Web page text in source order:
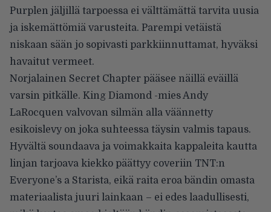
Purplen jäljillä tarpoessa ei välttämättä tarvita uusia
ja iskemättömiä varusteita. Parempi vetäistä
niskaan sään jo sopivasti parkkiinnuttamat, hyväksi
havaitut vermeet.
Norjalainen Secret Chapter pääsee näillä eväillä
varsin pitkälle. King Diamond -mies Andy
LaRocquen valvovan silmän alla väännetty
esikoislevy on joka suhteessa täysin valmis tapaus.
Hyvältä soundaava ja voimakkaita kappaleita kautta
linjan tarjoava kiekko päättyy coveriin TNT:n
Everyone’s a Starista, eikä raita eroa bändin omasta
materiaalista juuri lainkaan – ei edes laadullisesti,